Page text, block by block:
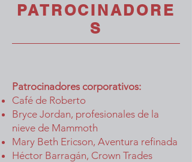
PATROCINADORE
S
Patrocinadores corporativos:
Café de Roberto
Bryce Jordan, profesionales de la
nieve de Mammoth
Mary Beth Ericson, Aventura refinada
Héctor Barragán, Crown Trades